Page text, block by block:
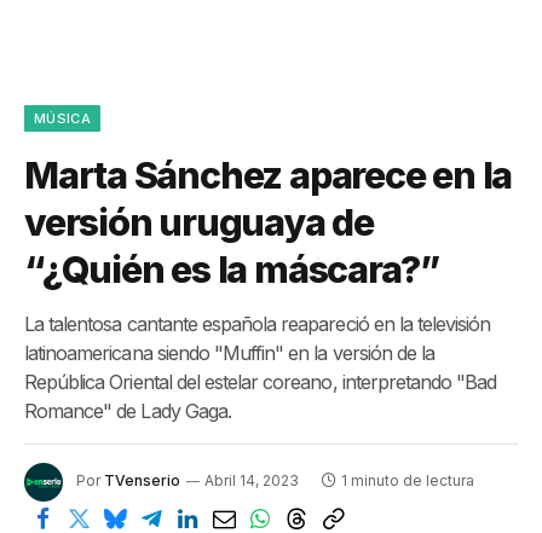
MÚSICA
Marta Sánchez aparece en la
versión uruguaya de
“¿Quién es la máscara?”
La talentosa cantante española reapareció en la televisión
latinoamericana siendo "Muffin" en la versión de la
República Oriental del estelar coreano, interpretando "Bad
Romance" de Lady Gaga.
Por TVenserio Abril 14, 2023 1 minuto de lectura